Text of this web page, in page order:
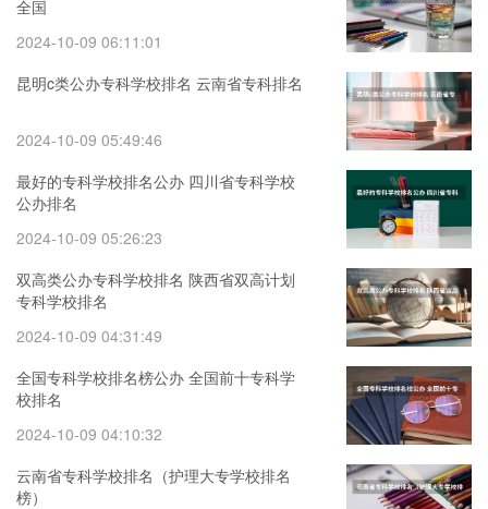
全国
2024-10-09 06:11:01
昆明c类公办专科学校排名 云南省专科排名
2024-10-09 05:49:46
最好的专科学校排名公办 四川省专科学校
公办排名
2024-10-09 05:26:23
双高类公办专科学校排名 陕西省双高计划
专科学校排名
2024-10-09 04:31:49
全国专科学校排名榜公办 全国前十专科学
校排名
2024-10-09 04:10:32
云南省专科学校排名（护理大专学校排名
榜）